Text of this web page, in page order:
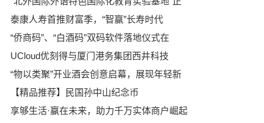
泰康人寿首推财富季，“智赢”长寿时代
“侨商码”、“白酒码”双码软件落地仪式在
UCloud优刻得与厦门港务集团西井科技
“物以类聚”开业酒会创意启幕，展现年轻新
【精品推荐】民国孙中山纪念币
享够生活·赢在未来，助力千万实体商户崛起